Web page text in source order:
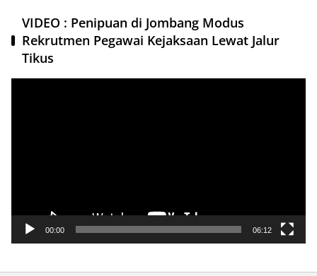
VIDEO : Penipuan di Jombang Modus
Rekrutmen Pegawai Kejaksaan Lewat Jalur
Tikus
00:00 06:12